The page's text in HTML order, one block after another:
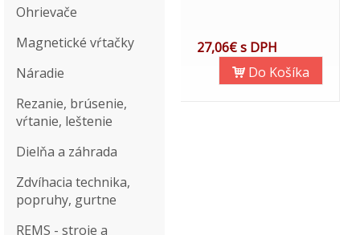
Ohrievače
Magnetické vŕtačky
Náradie
Rezanie, brúsenie,
vŕtanie, leštenie
Dielňa a záhrada
Zdvíhacia technika,
popruhy, gurtne
REMS - stroje a
27,06€ s DPH
Do Košíka